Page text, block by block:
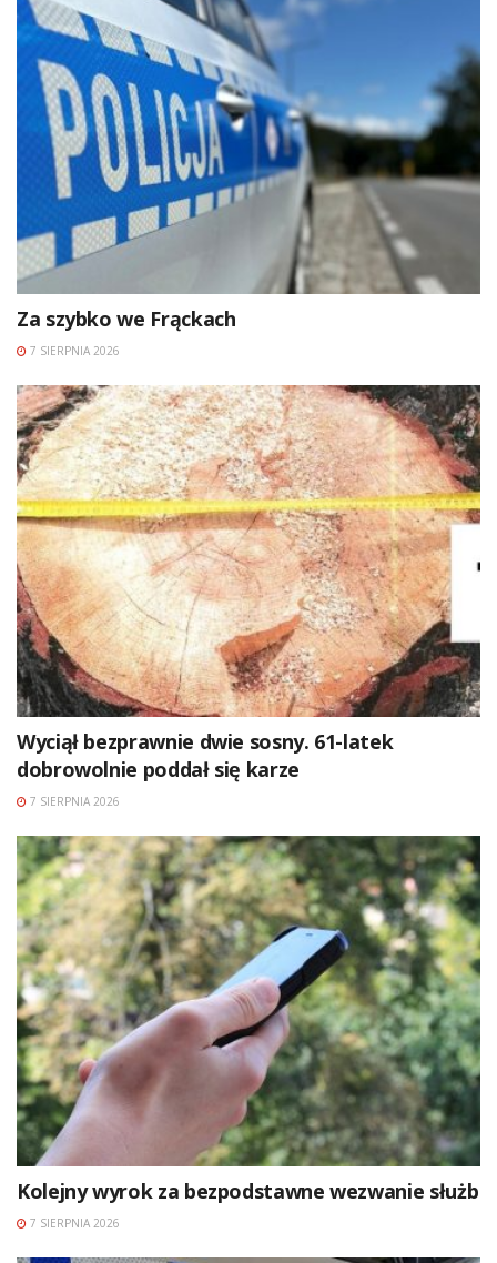
Za szybko we Frąckach
7 SIERPNIA 2026
Wyciął bezprawnie dwie sosny. 61-latek
dobrowolnie poddał się karze
7 SIERPNIA 2026
Kolejny wyrok za bezpodstawne wezwanie służb
7 SIERPNIA 2026